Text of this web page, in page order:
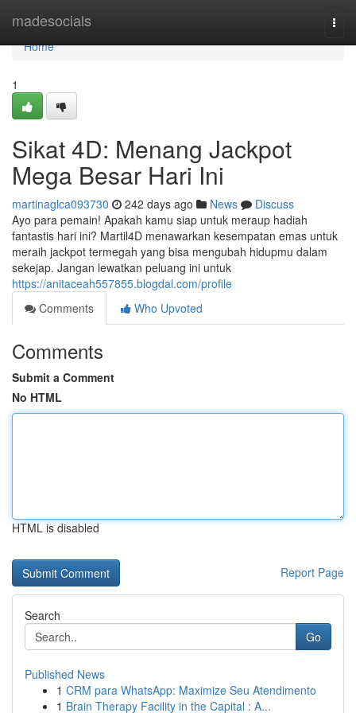
madesocials
Home
Home
1
Sikat 4D: Menang Jackpot
Mega Besar Hari Ini
martinaglca093730 242 days ago News
Discuss
Ayo para pemain! Apakah kamu siap untuk meraup hadiah
fantastis hari ini? Martil4D menawarkan kesempatan emas untuk
meraih jackpot termegah yang bisa mengubah hidupmu dalam
sekejap. Jangan lewatkan peluang ini untuk
https://anitaceah557855.blogdal.com/profile
Comments
Who Upvoted
Comments
Submit a Comment
No HTML
HTML is disabled
Report Page
Search
Go
Published News
1 CRM para WhatsApp: Maximize Seu Atendimento
1 Brain Therapy Facility in the Capital : A...